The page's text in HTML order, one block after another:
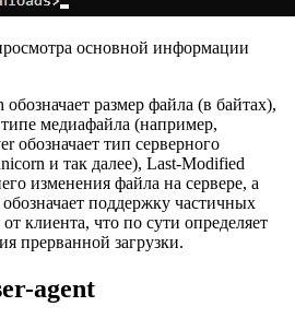
основной информации
размер файла (в байтах),
медиафайла (например,
обозначает тип серверного
и так далее), Last-Modified
изменения файла на сервере, а
поддержку частичных
клиента, что по сути определяет
прерванной загрузки.
agent